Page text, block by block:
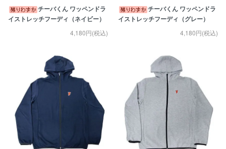
チーバくん ワッペンドラ
イストレッチフーディ（ネイビー）
4,180円(税込)
チーバくん ワッペンドラ
イストレッチフーディ（グレー）
4,180円(税込)